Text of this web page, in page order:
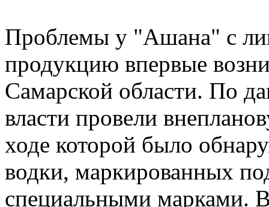
Проблемы у "Ашана" с
продукцию впервые
Самарской области. По
власти провели
ходе которой было
водки, маркированных
специальными марками. В